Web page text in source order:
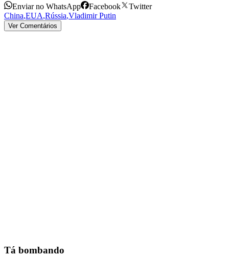
Enviar no WhatsApp Facebook
Twitter
China,EUA,Rússia,Vladimir Putin
Ver Comentários
Tá bombando